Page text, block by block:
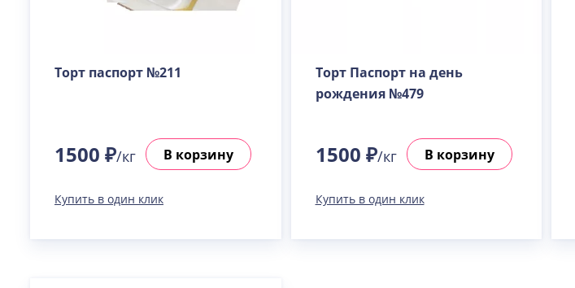
Торт паспорт №211
1500 ₽/кг В корзину
Купить в один клик
Торт Паспорт на день
рождения №479
1500 ₽/кг В корзину
Купить в один клик